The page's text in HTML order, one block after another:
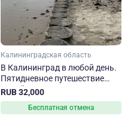
Калининградская область
В Калининград в любой день.
Пятидневное путешествие
зимой
RUB 32,000
Бесплатная отмена